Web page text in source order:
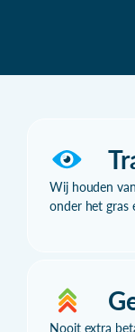
Wij houden
onder het gras
Nooit extra